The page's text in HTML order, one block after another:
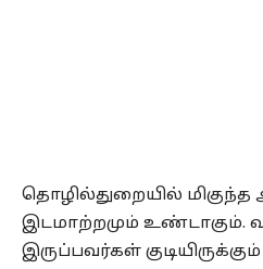
தொழில்துறையில் மிகுந்த
இடமாற்றமும் உண்டாகும்.
இருப்பவர்கள்